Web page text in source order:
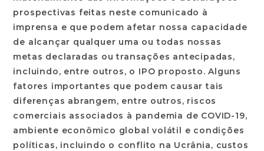
prospectivas feitas neste comunicado à
imprensa e que podem afetar nossa capacidade
de alcançar qualquer uma ou todas nossas
metas declaradas ou transações antecipadas,
incluindo, entre outros, o IPO proposto. Alguns
fatores importantes que podem causar tais
diferenças abrangem, entre outros, riscos
comerciais associados à pandemia de COVID-19,
ambiente econômico global volátil e condições
políticas, incluindo o conflito na Ucrânia, custos